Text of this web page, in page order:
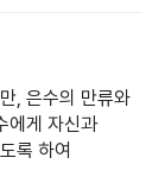
, 은수의 만류와
에게 자신과
록 하여